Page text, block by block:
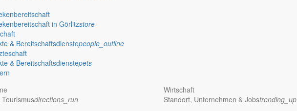
in Görlitzstore
& Bereitschaftsdienstepeople_outline
& Bereitschaftsdienstepets
directions_run
Wirtschaft
Standort, Unternehmen & Jobstrending_up